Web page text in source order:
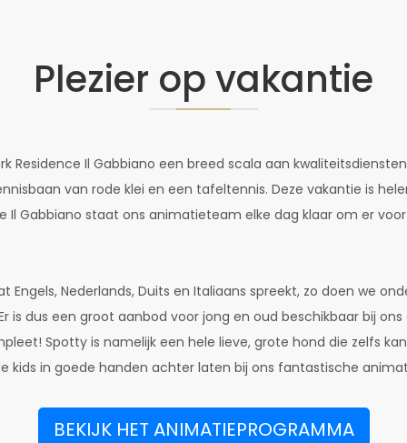
Plezier op vakantie
Residence Il Gabbiano een breed scala aan
van rode klei en een tafeltennis. Deze vakantie is
Il Gabbiano staat ons animatieteam elke dag klaar om er
Engels, Nederlands, Duits en Italiaans spreekt, zo doen we
is dus een groot aanbod voor jong en oud beschikbaar bij
Spotty is namelijk een hele lieve, grote hond die zelfs
kids in goede handen achter laten bij ons fantastische
BEKIJK HET ANIMATIEPROGRAMMA